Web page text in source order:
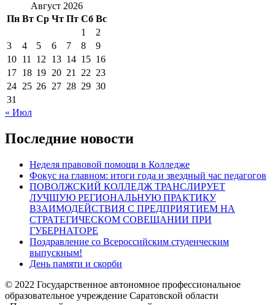
Август 2026
Пн Вт Ср Чт Пт Сб Вс
1
2
3
4 5 6 7 8
9
10 11 12 13 14 15 16
17 18 19 20 21 22 23
24 25 26 27 28 29 30
31
« Июл
Последние новости
Неделя правовой помощи в Колледже
Фокус на главном: итоги года и звездный час педагогов
ПОВОЛЖСКИЙ КОЛЛЕДЖ ТРАНСЛИРУЕТ
ЛУЧШУЮ РЕГИОНАЛЬНУЮ ПРАКТИКУ
ВЗАИМОДЕЙСТВИЯ С ПРЕДПРИЯТИЕМ НА
СТРАТЕГИЧЕСКОМ СОВЕЩАНИИ ПРИ
ГУБЕРНАТОРЕ
Поздравление со Всероссийским студенческим
выпускным!
День памяти и скорби
© 2022 Государственное автономное профессиональное
образовательное учреждение Саратовской области